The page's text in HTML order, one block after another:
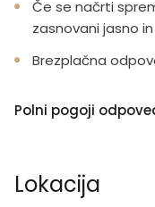
Če se načrti
zasnovani jasno
Brezplačna
Polni pogoji
Lokacija